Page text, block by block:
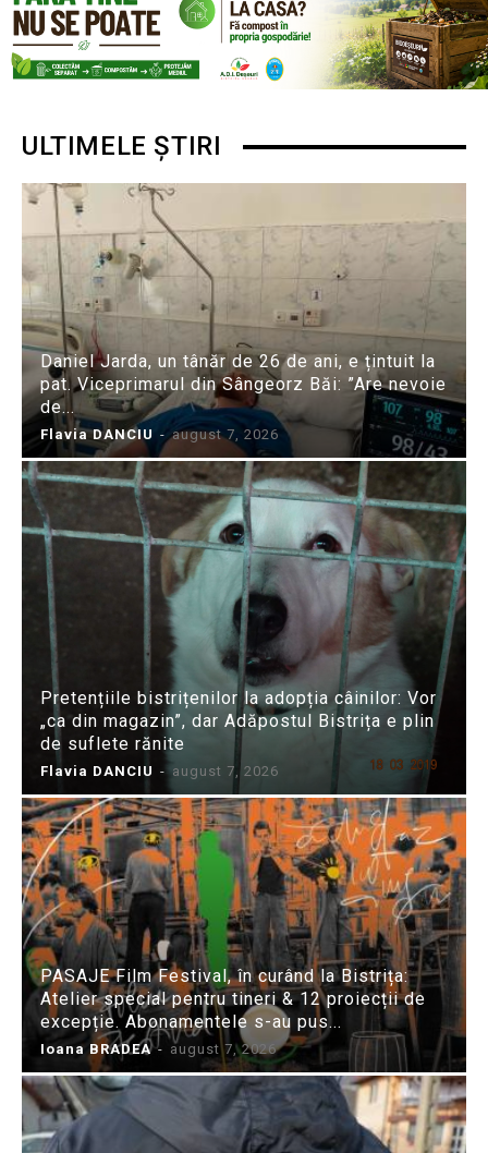
ULTIMELE ȘTIRI
Daniel Jarda, un tânăr de 26 de ani, e țintuit la
pat. Viceprimarul din Sângeorz Băi: ”Are nevoie
de...
Flavia DANCIU - august 7, 2026
Pretențiile bistrițenilor la adopția câinilor: Vor
„ca din magazin”, dar Adăpostul Bistrița e plin
de suflete rănite
Flavia DANCIU - august 7, 2026
PASAJE Film Festival, în curând la Bistrița:
Atelier special pentru tineri & 12 proiecții de
excepție. Abonamentele s-au pus...
Ioana BRADEA - august 7, 2026